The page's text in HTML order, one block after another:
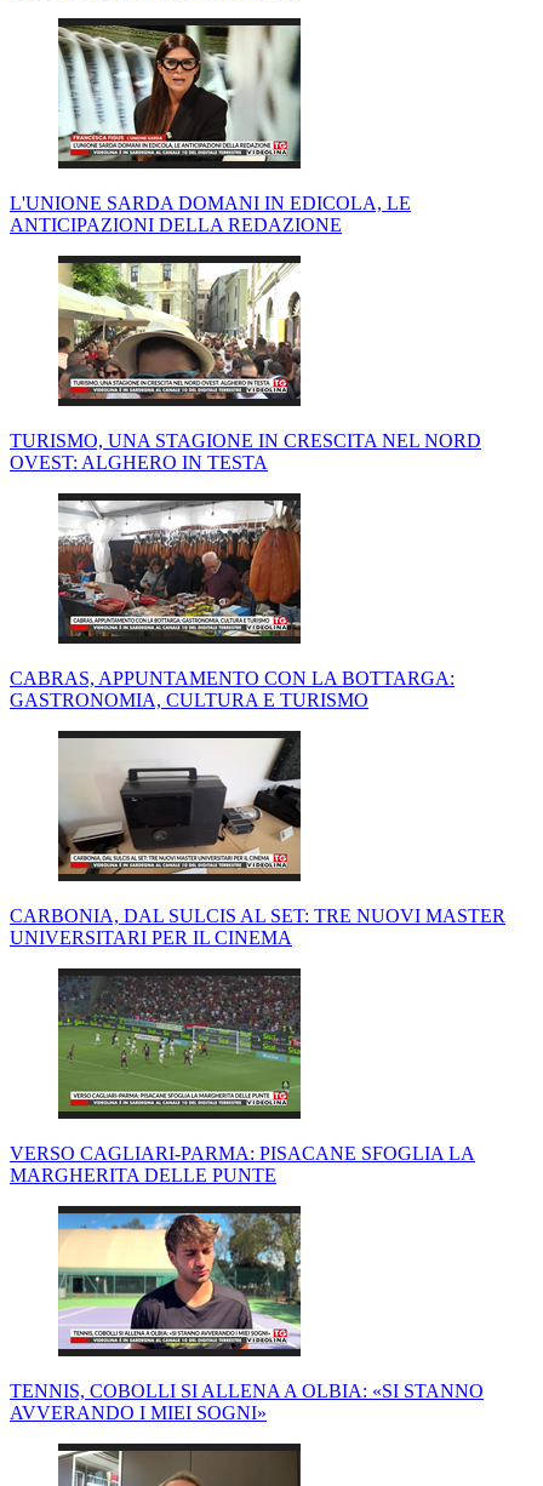
L'UNIONE SARDA DOMANI IN EDICOLA, LE
ANTICIPAZIONI DELLA REDAZIONE
TURISMO, UNA STAGIONE IN CRESCITA NEL NORD
OVEST: ALGHERO IN TESTA
CABRAS, APPUNTAMENTO CON LA BOTTARGA:
GASTRONOMIA, CULTURA E TURISMO
CARBONIA, DAL SULCIS AL SET: TRE NUOVI MASTER
UNIVERSITARI PER IL CINEMA
VERSO CAGLIARI-PARMA: PISACANE SFOGLIA LA
MARGHERITA DELLE PUNTE
TENNIS, COBOLLI SI ALLENA A OLBIA: «SI STANNO
AVVERANDO I MIEI SOGNI»